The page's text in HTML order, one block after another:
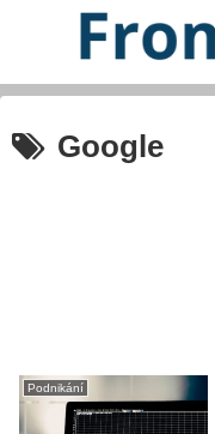
Google
Podnikání